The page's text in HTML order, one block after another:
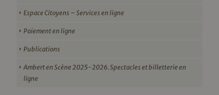
Espace Citoyens – Services en ligne
Paiement en ligne
Publications
Ambert en Scène 2025-2026. Spectacles et billetterie en
ligne